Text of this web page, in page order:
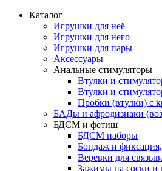
Каталог
Игрушки для неё
Игрушки для него
Игрушки для пары
Аксессуары
Анальные стимуляторы
Втулки и
Втулки и
Пробки (втулки) с
БАДы и афродизиаки
БДСМ и фетиш
БДСМ наборы
Бондаж и фиксация,
Веревки для
Зажимы на соски и